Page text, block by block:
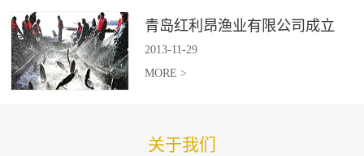
青岛红利昂渔业有限公司成立
2013-11-29
MORE >
关于我们